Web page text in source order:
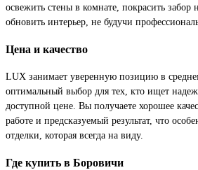
освежить стены в комнате, покрасить забор
обновить интерьер, не будучи
Цена и качество
LUX занимает уверенную позицию в
оптимальный выбор для тех, кто ищет
доступной цене. Вы получаете хорошее
работе и предсказуемый результат, что
отделки, которая всегда на виду.
Где купить в Боровичи